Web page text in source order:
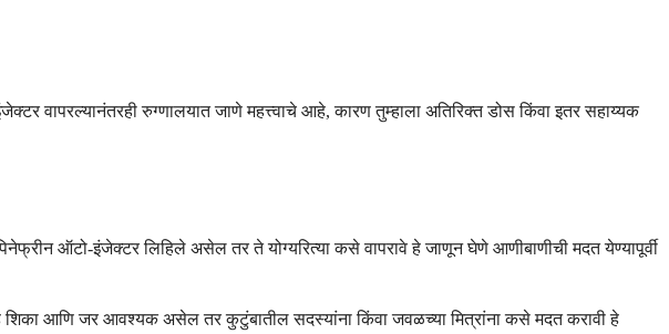
वापरल्यानंतरही रुग्णालयात जाणे महत्त्वाचे आहे, कारण तुम्हाला अतिरिक्त डोस किंवा इतर सहाय्यक
ऑटो-इंजेक्टर लिहिले असेल तर ते योग्यरित्या कसे वापरावे हे जाणून घेणे आणीबाणीची मदत येण्यापूर्वी
हे शिका आणि जर आवश्यक असेल तर कुटुंबातील सदस्यांना किंवा जवळच्या मित्रांना कसे मदत करावी हे